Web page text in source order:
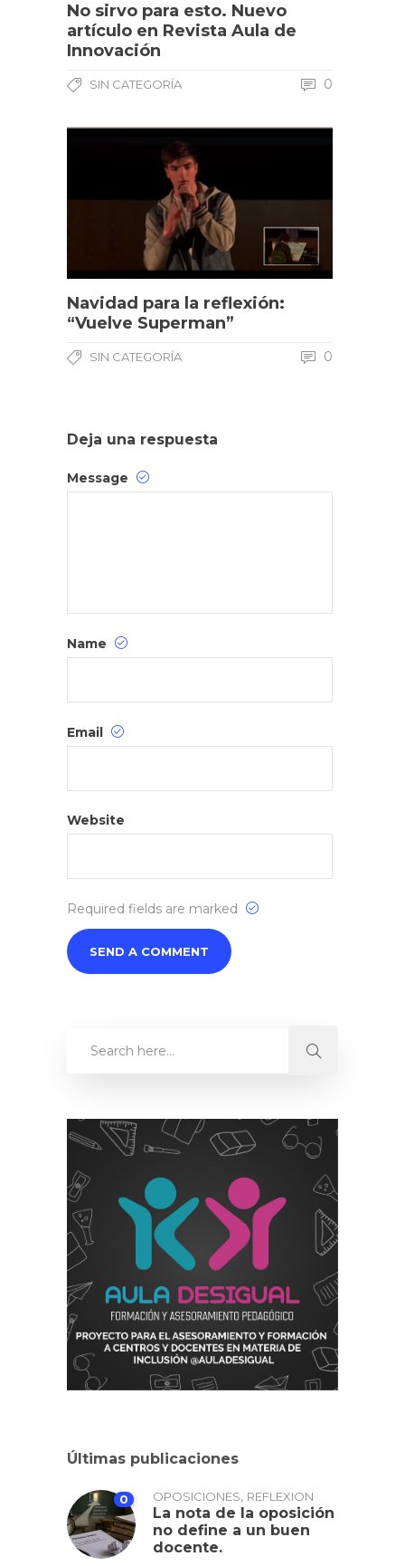
No sirvo para esto. Nuevo
artículo en Revista Aula de
Innovación
SIN CATEGORÍA 0
Navidad para la reflexión:
“Vuelve Superman”
SIN CATEGORÍA 0
Deja una respuesta
Message
Name
Email
Website
Required fields are marked
Últimas publicaciones
0 OPOSICIONES, REFLEXION
La nota de la oposición
no define a un buen
docente.